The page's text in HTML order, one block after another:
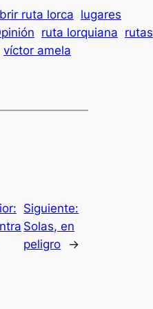
ruta lorca
lugares
ruta lorquiana rutas
víctor amela
Siguiente:
Solas, en
peligro
→